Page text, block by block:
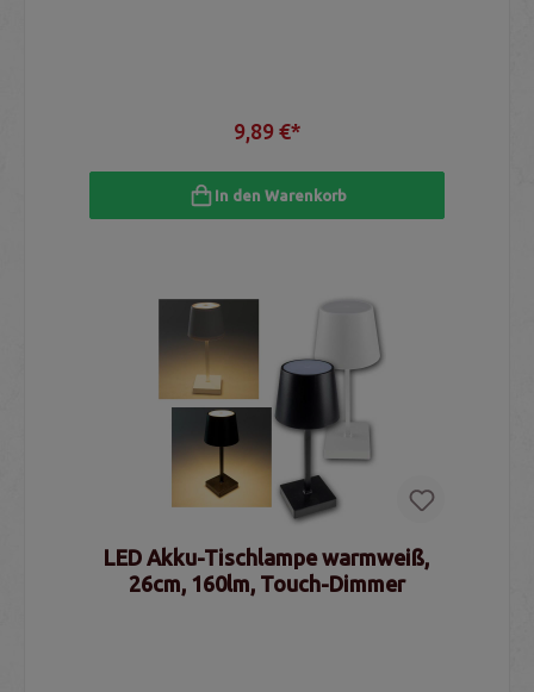
9,89 €*
In den Warenkorb
LED Akku-Tischlampe warmweiß,
26cm, 160lm, Touch-Dimmer